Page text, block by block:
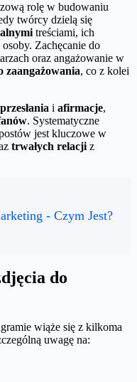
rolę w budowaniu
twórcy dzielą się
treściami, ich
Zachęcanie do
oraz angażowanie w
zaangażowania, co z kolei
i afirmacje,
. Systematyczne
jest kluczowe w
trwałych relacji z
- Czym Jest?
do
wiąże się z kilkoma
uwagę na: